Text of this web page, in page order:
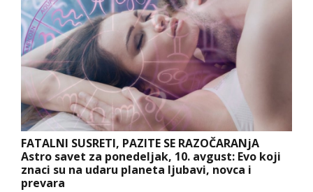
FATALNI SUSRETI, PAZITE SE RAZOČARANjA
Astro savet za ponedeljak, 10. avgust: Evo koji
znaci su na udaru planeta ljubavi, novca i
prevara